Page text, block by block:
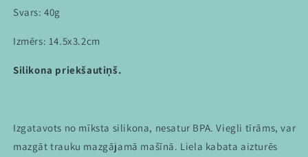
Svars: 40g
Izmērs: 14.5x3.2cm
Silikona priekšautiņš.
Izgatavots no mīksta silikona, nesatur BPA. Viegli tīrāms, var
mazgāt trauku mazgājamā mašīnā. Liela kabata aizturēs